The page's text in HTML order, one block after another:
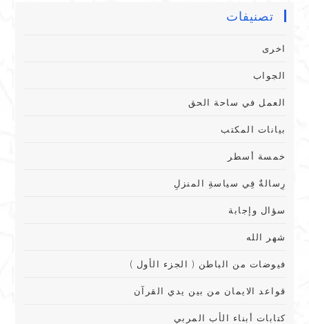
تصنيفات
اخرى
الجواب
العمل في ساحة الحق
بيانات المكتب
خمسة أسطر
رِسالةٌ فِي سياسةِ المنزلِ
سؤال وإجابة
شهر الله
فيوضات من الباطن ( الجزء الأول )
قواعد الايمان من بين يدي القرآن
كتابات أبناء الأب المربي